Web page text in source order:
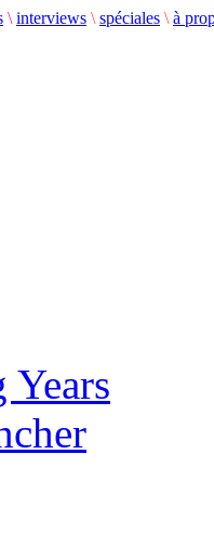
\ interviews \ spéciales \ à
Years